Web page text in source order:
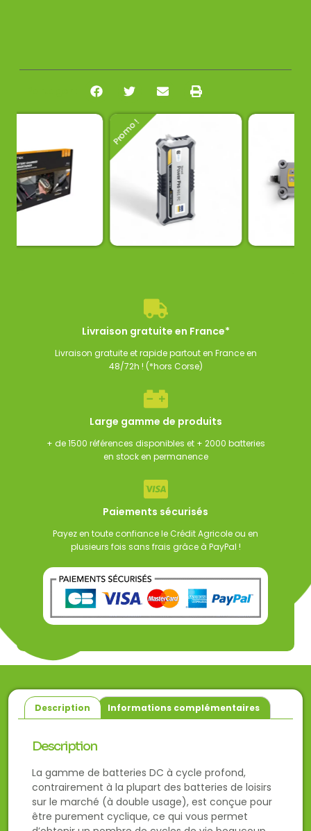
Promo !
199,00
Livraison gratuite en France*
Livraison gratuite et rapide partout en France en
48/72h ! (*hors Corse)
Large gamme de produits
+ de 1500 références disponibles et + 2000 batteries
en stock en permanence
Paiements sécurisés
Payez en toute confiance le Crédit Agricole ou en
plusieurs fois sans frais grâce à PayPal !
Description Informations complémentaires
Description
La gamme de batteries DC à cycle profond,
contrairement à la plupart des batteries de loisirs
sur le marché (à double usage), est conçue pour
être purement cyclique, ce qui vous permet